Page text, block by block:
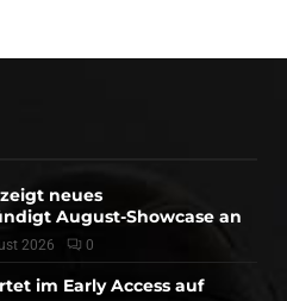
neues
August-Showcase an
2026 0
im Early Access auf